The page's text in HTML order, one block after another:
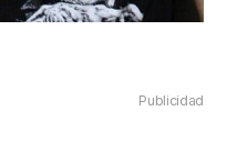
Publicidad